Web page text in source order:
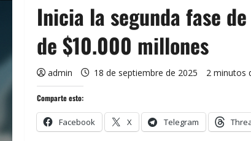
Inicia la segunda fase
de $10.000 millones
admin 18 de septiembre de 2025 2 minutos
Comparte esto:
Facebook X Telegram